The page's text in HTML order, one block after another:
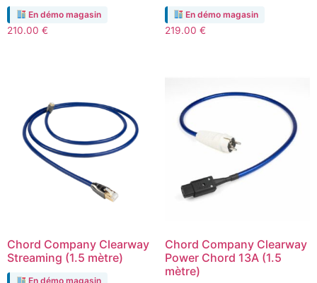
En démo magasin
210.00 €
En démo magasin
219.00 €
Chord Company Clearway
Streaming (1.5 mètre)
En démo magasin
Chord Company Clearway
Power Chord 13A (1.5
mètre)